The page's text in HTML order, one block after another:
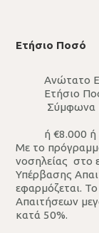
Ετήσιο Ποσό
Ανώτατο
Ετήσιο
Σύμφωνα
(€500
ή €8.000
Με το
νοσηλείας στο
Υπέρβασης
εφαρμόζεται.
Απαιτήσεων
κατά 50%.